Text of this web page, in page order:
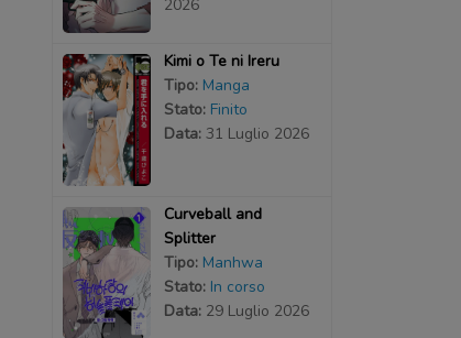
2026
Kimi o Te ni Ireru
Tipo: Manga
Stato: Finito
Data: 31 Luglio 2026
Curveball and
Splitter
Tipo: Manhwa
Stato: In corso
Data: 29 Luglio 2026